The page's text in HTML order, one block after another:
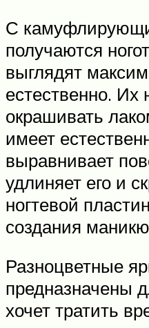
С
получаются
выглядят
естественно. Их
окрашивать
имеет
выравнивает
удлиняет его и
ногтевой
создания
Разноцветные
предназначены
хочет тратить